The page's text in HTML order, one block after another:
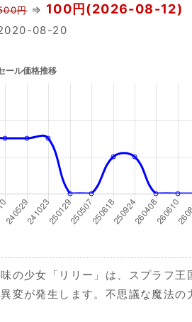
円⇒ 100円(2026-08-12)
08-20
の少女「リリー」は、スプラフ
変が発生します。不思議な魔法